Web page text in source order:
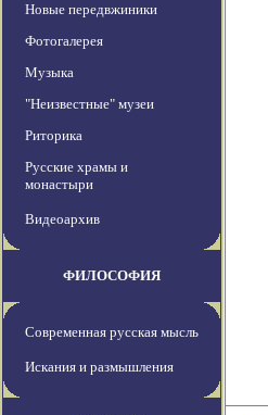
Новые передвжиники
Фотогалерея
Музыка
"Неизвестные" музеи
Риторика
Русские храмы и
монастыри
Видеоархив
ФИЛОСОФИЯ
Современная русская мысль
Искания и размышления